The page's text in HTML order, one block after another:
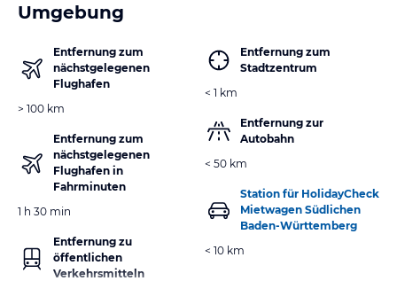
Umgebung
Entfernung zum
nächstgelegenen
Flughafen
> 100 km
Entfernung zum
nächstgelegenen
Flughafen in
Fahrminuten
1 h 30 min
Entfernung zu
öffentlichen
Verkehrsmitteln
Entfernung zum
Stadtzentrum
< 1 km
Entfernung zur
Autobahn
< 50 km
Station für HolidayCheck
Mietwagen Südlichen
Baden-Württemberg
< 10 km